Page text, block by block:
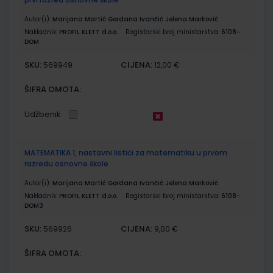
Autor(i): Marijana Martić Gordana Ivančić Jelena Marković
Nakladnik: PROFIL KLETT d.o.o. Registarski broj ministarstva: 6108-
DOM
SKU: 569949 CIJENA: 12,00 €
ŠIFRA OMOTA:
Udžbenik
MATEMATIKA 1, nastavni listići za matematiku u prvom
razredu osnovne škole
Autor(i): Marijana Martić Gordana Ivančić Jelena Marković
Nakladnik: PROFIL KLETT d.o.o. Registarski broj ministarstva: 6108-
DOM3
SKU: 569926 CIJENA: 9,00 €
ŠIFRA OMOTA: